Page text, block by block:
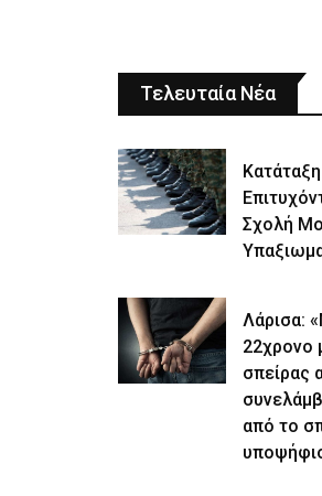
Τελευταία Νέα
Κατάταξη
Σχολή
Λάρισα:
22χρονο
σπείρας
από το